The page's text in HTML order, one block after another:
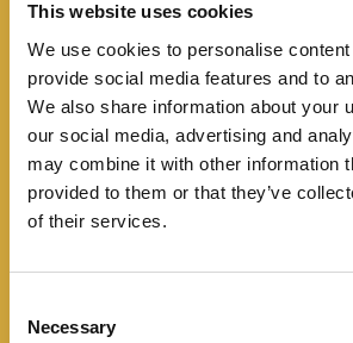
This website uses cookies
We use cookies to personalise
provide social media features and to
We also share information about your
our social media, advertising and
may combine it with other information
provided to them or that they’ve
of their services.
Necessary
Featured
BYD: así
integración